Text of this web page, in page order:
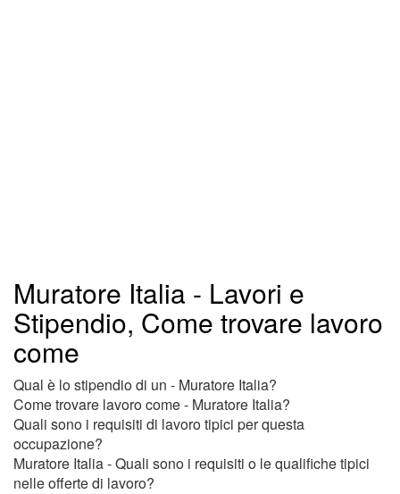
Muratore Italia - Lavori e
Stipendio, Come trovare lavoro
come
Qual è lo stipendio di un - Muratore Italia?
Come trovare lavoro come - Muratore Italia?
Quali sono i requisiti di lavoro tipici per questa
occupazione?
Muratore Italia - Quali sono i requisiti o le qualifiche tipici
nelle offerte di lavoro?